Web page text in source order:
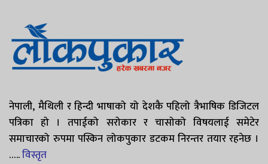
नेपाली, मैथिली र हिन्दी भाषाको यो देशकै पहिलो त्रैभाषिक डिजिटल
पत्रिका हो । तपाईको सरोकार र चासोको विषयलाई समेटेर
समाचारको रुपमा पस्किन लोकपुकार डटकम निरन्तर तयार रहनेछ ।
…..विस्तृत